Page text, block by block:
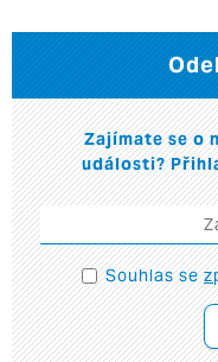
Zajímate se o
události?
Souhlas se